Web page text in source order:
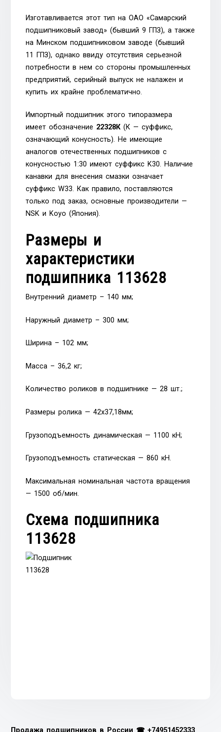
Изготавливается этот тип на ОАО «Самарский
подшипниковый завод» (бывший 9 ГПЗ), а также
на Минском подшипниковом заводе (бывший
11 ГПЗ), однако ввиду отсутствия серьезной
потребности в нем со стороны промышленных
предприятий, серийный выпуск не налажен и
купить их крайне проблематично.
Импортный подшипник этого типоразмера
имеет обозначение 22328К(К — суффикс,
означающий конусность). Не имеющие
аналогов отечественных подшипников с
конусностью 1:30 имеют суффикс K30. Наличие
канавки для внесения смазки означает
суффикс W33. Как правило, поставляются
только под заказ, основные производители —
NSK и Koyo (Япония).
Размеры и
характеристики
подшипника 113628
Внутренний диаметр – 140 мм;
Наружный диаметр – 300 мм;
Ширина – 102 мм;
Масса – 36,2 кг;
Количество роликов в подшипнике — 28 шт.;
Размеры ролика — 42х37,18мм;
Грузоподъемность динамическая — 1100 кН;
Грузоподъемность статическая — 860 кН.
Максимальная номинальная частота вращения
— 1500 об/мин.
Схема подшипника
113628
Продажа подшипников в России ☎+74951452333